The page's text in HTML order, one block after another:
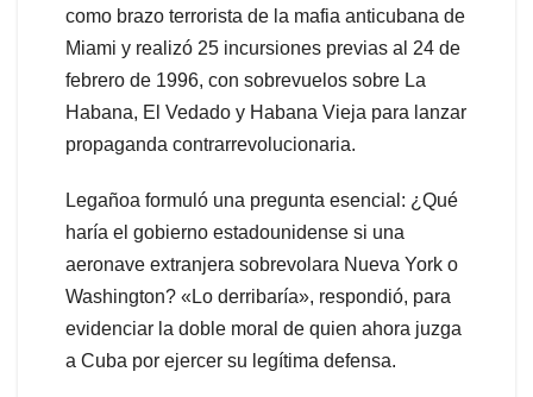
como brazo terrorista de la mafia anticubana de
Miami y realizó 25 incursiones previas al 24 de
febrero de 1996, con sobrevuelos sobre La
Habana, El Vedado y Habana Vieja para lanzar
propaganda contrarrevolucionaria.
Legañoa formuló una pregunta esencial: ¿Qué
haría el gobierno estadounidense si una
aeronave extranjera sobrevolara Nueva York o
Washington? «Lo derribaría», respondió, para
evidenciar la doble moral de quien ahora juzga
a Cuba por ejercer su legítima defensa.